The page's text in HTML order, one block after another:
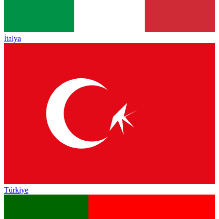
İtalya
Türkiye